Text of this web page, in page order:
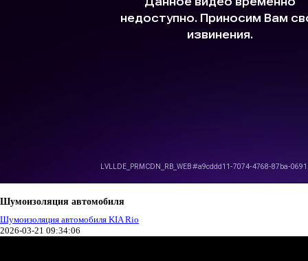
Шумоизоляция автомобиля
Шумоизоляция автомобиля KIA Rio
2026-03-21 09:34:06